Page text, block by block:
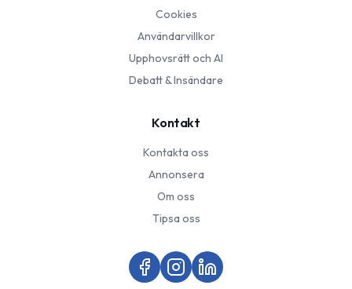
Cookies
Användarvillkor
Upphovsrätt och AI
Debatt & Insändare
Kontakt
Kontakta oss
Annonsera
Om oss
Tipsa oss